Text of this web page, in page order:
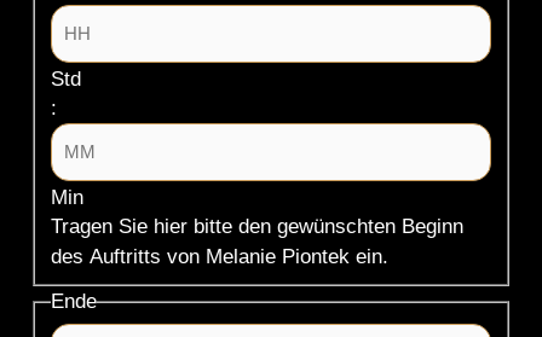
Std
:
Min
Tragen Sie hier bitte den gewünschten Beginn
des Auftritts von Melanie Piontek ein.
Ende